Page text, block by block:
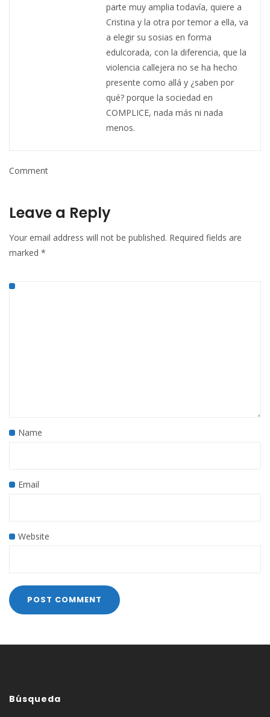
parte muy amplia todavía, quiere a
Cristina y la otra por temor a ella, va
a elegir su sosias en forma
edulcorada, con la diferencia, que la
violencia callejera no se ha hecho
presente como allá y ¿saben por
qué? porque la sociedad en
COMPLICE, nada más ni nada
menos.
Comment
Leave a Reply
Your email address will not be published. Required fields are
marked *
Name
Email
Website
Búsqueda